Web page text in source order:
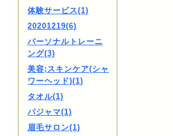
体験サービス(1)
20201219(6)
パーソナルトレーニ
ング(3)
美容;スキンケア(シャ
ワーヘッド)(1)
タオル(1)
パジャマ(1)
眉毛サロン(1)